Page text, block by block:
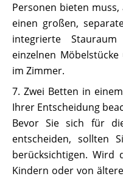
Personen bieten
einen großen,
integrierte
einzelnen
im Zimmer.
7. Zwei Betten in
Ihrer Entscheidung
Bevor Sie sich für
entscheiden, sollten
berücksichtigen. Wird
Kindern oder von